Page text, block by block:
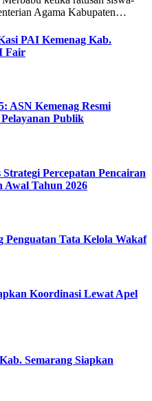
Agama Kabupaten…
PAI Kemenag Kab.
Fair
ASN Kemenag Resmi
Publik
Percepatan Pencairan
Tahun 2026
Tata Kelola Wakaf
Koordinasi Lewat Apel
Semarang Siapkan